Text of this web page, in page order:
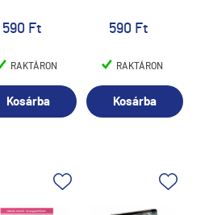
590 Ft
RAKTÁRON
Kosárba
590 Ft
RAKTÁRON
Kosárba